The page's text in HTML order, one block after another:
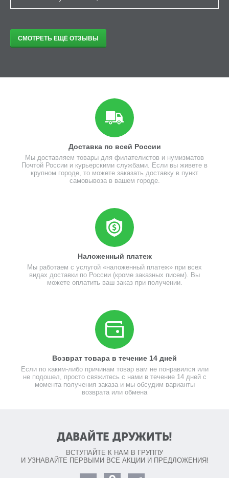
СМОТРЕТЬ ЕЩЁ ОТЗЫВЫ
Доставка по всей России
Мы доставляем товары для филателистов и нумизматов
Почтой России и курьерскими службами. Если вы живете в
крупном городе, то можете заказать доставку в пункт
самовывоза в вашем городе.
Наложенный платеж
Мы работаем с услугой «наложенный платеж» при всех
видах доставки по России (кроме заказных писем). Вы
можете оплатить ваш заказ при получении.
Возврат товара в течение 14 дней
Если по каким-либо причинам товар вам не понравился или
не подошел, просто свяжитесь с нами в течение 14 дней с
момента получения заказа и мы обсудим варианты
возврата или обмена
ДАВАЙТЕ ДРУЖИТЬ!
ВСТУПАЙТЕ К НАМ В ГРУППУ
И УЗНАВАЙТЕ ПЕРВЫМИ ВСЕ АКЦИИ И ПРЕДЛОЖЕНИЯ!